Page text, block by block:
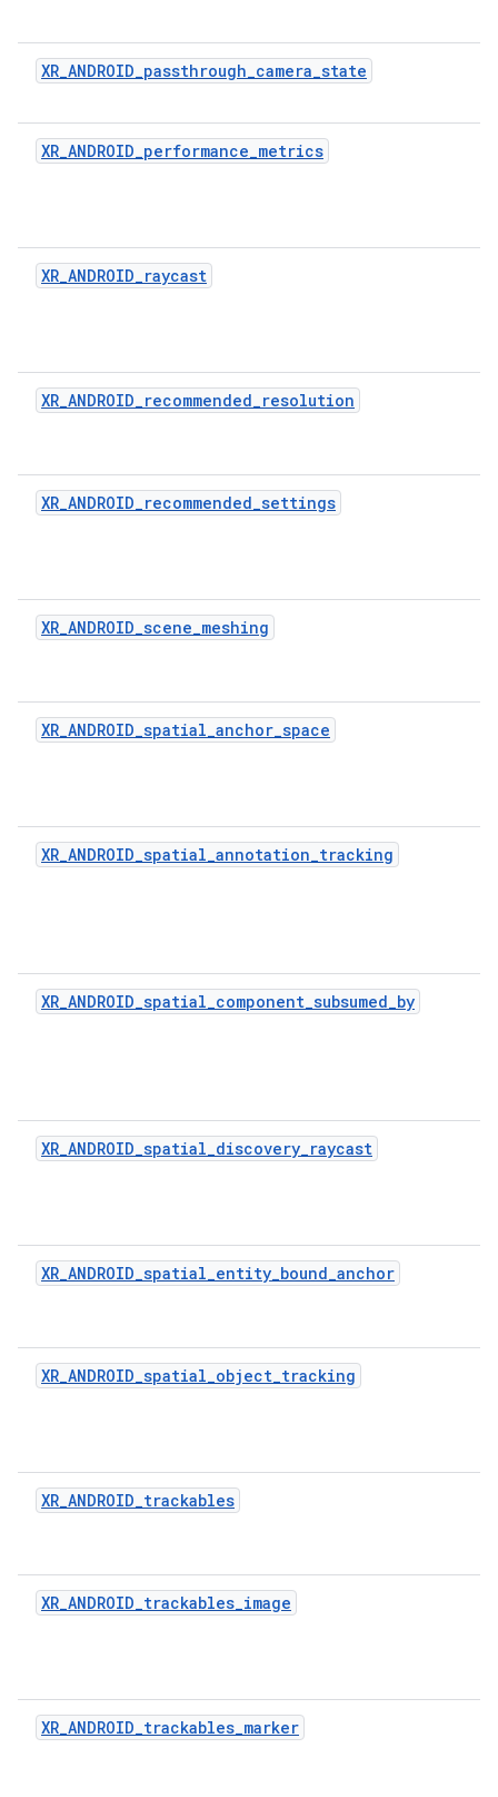
XR_ANDROID_passthrough_camera_state
XR_ANDROID_performance_metrics
XR_ANDROID_raycast
XR_ANDROID_recommended_resolution
XR_ANDROID_recommended_settings
XR_ANDROID_scene_meshing
XR_ANDROID_spatial_anchor_space
XR_ANDROID_spatial_annotation_tracking
XR_ANDROID_spatial_component_subsumed_by
XR_ANDROID_spatial_discovery_raycast
XR_ANDROID_spatial_entity_bound_anchor
XR_ANDROID_spatial_object_tracking
XR_ANDROID_trackables
XR_ANDROID_trackables_image
XR_ANDROID_trackables_marker